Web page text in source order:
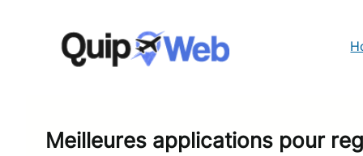
Meilleures applications pour